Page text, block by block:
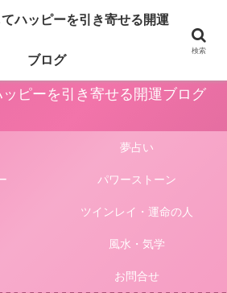
トーン等による運気アップ法は人生をより楽しく
イトではそんな様々な占いやパワーストーンによ
ピーを引き寄せる開運ブログ
夢占い
パワーストーン
ツインレイ・運命の人
風水・気学
お問合せ
ハッピーを引き寄せる開運
ブログ
検索